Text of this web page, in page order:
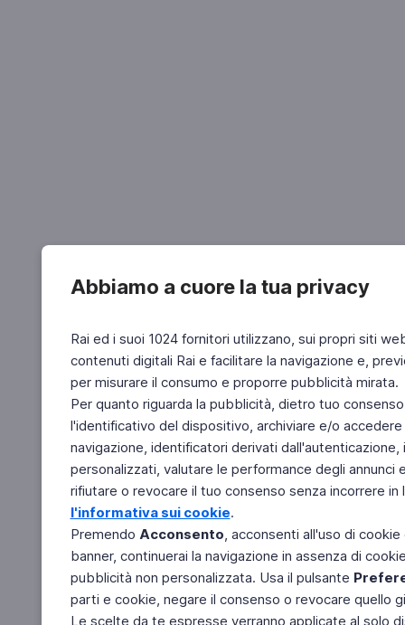
Abbiamo a cuore la tua privacy
Rai ed i suoi 1024 fornitori utilizzano, sui propri siti
contenuti digitali Rai e facilitare la navigazione e,
per misurare il consumo e proporre pubblicità mirata.
Per quanto riguarda la pubblicità, dietro tuo
l'identificativo del dispositivo, archiviare e/o
navigazione, identificatori derivati
personalizzati, valutare le performance degli
rifiutare o revocare il tuo consenso senza incorrere
l'informativa sui cookie.
Premendo Acconsento, acconsenti all'uso di
banner, continuerai la navigazione in assenza di
pubblicità non personalizzata. Usa il pulsante
parti e cookie, negare il consenso o revocare quello
Le scelte da te espresse verranno applicate al solo